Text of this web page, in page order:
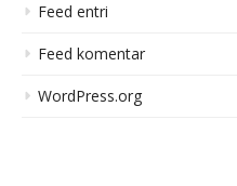
Feed entri
Feed komentar
WordPress.org